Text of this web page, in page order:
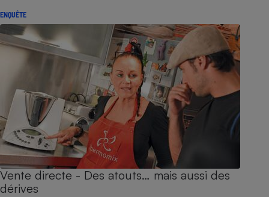
ENQUÊTE
Vente directe - Des atouts… mais aussi des
dérives